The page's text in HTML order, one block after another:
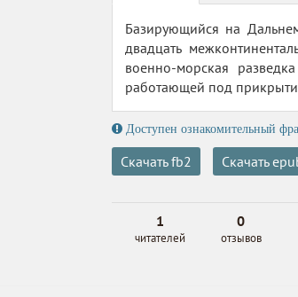
Базирующийся на
двадцать
военно-морская
работающей под
Доступен ознакомительный
Скачать fb2 Скачать
1
читателей
0
отзывов